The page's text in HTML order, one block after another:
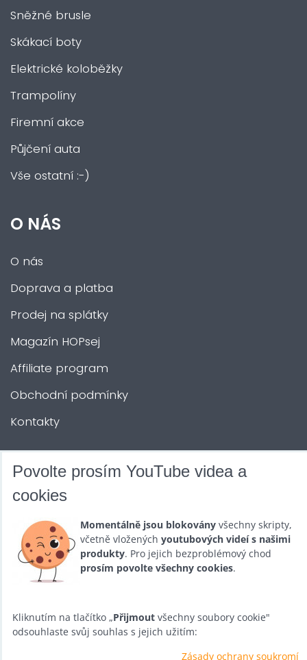
Sněžné brusle
Skákací boty
Elektrické koloběžky
Trampolíny
Firemní akce
Půjčení auta
Vše ostatní :-)
O NÁS
O nás
Doprava a platba
Prodej na splátky
Magazín HOPsej
Affiliate program
Obchodní podmínky
Kontakty
DALŠÍ SLUŽBY
Půjčovna
Promotéři
Kurzy a setkání
Velkoobchod
Nabídka práce
Povolte prosím YouTube videa a
cookies
Momentálně jsou blokovány všechny skripty,
včetně vložených youtubových videí s našimi
produkty. Pro jejich bezproblémový chod
prosím povolte všechny cookies.
Kliknutím na tlačítko „Přijmout všechny soubory cookie"
odsouhlaste svůj souhlas s jejich užitím:
Zásady ochrany soukromí